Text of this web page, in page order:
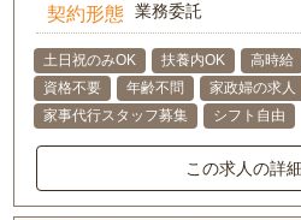
契約形態 業務委託
土日祝のみOK 扶養内OK 高時給
資格不要
年齢不問 家政婦の求人
家事代行スタッフ募集
シフト自由
この求人の詳